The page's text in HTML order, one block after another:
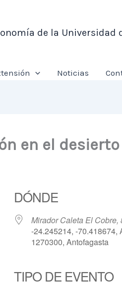
de la Universidad
Noticias
en el desierto
iCalendar
DÓNDE
Mirador Caleta El
-24.245214, -70.418674,
1270300, Antofagasta
TIPO DE EVENTO